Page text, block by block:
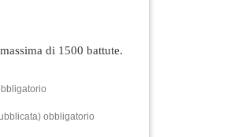
di 1500 battute.
obbligatorio